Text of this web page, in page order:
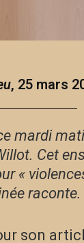
, 25 mars
mardi
Cet
«
raconte.
son